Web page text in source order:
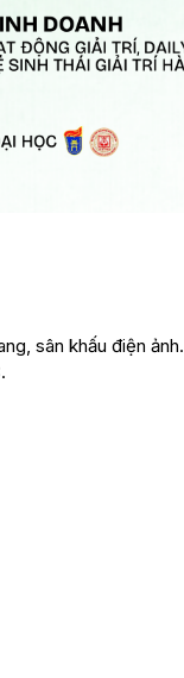
sân khấu điện ảnh.